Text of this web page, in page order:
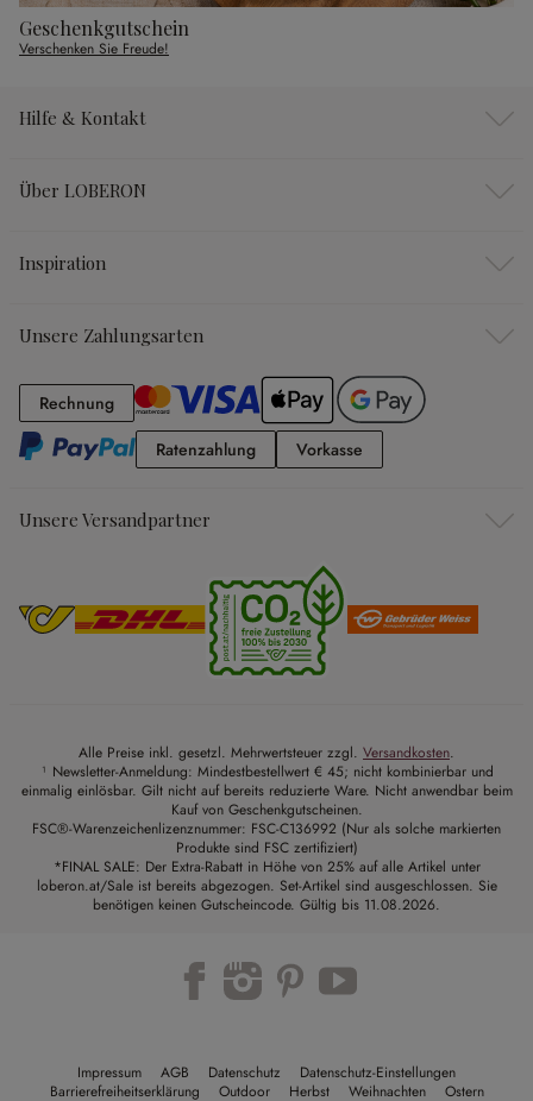
Geschenkgutschein
Verschenken Sie Freude!
Hilfe & Kontakt
Über LOBERON
Inspiration
Unsere Zahlungsarten
RechnungRechnung
RatenzahlungRatenzahlung
Vorkasse
Unsere Versandpartner
Alle Preise inkl. gesetzl. Mehrwertsteuer zzgl. Versandkosten.
¹ Newsletter-Anmeldung: Mindestbestellwert € 45; nicht kombinierbar und
einmalig einlösbar. Gilt nicht auf bereits reduzierte Ware. Nicht anwendbar beim
Kauf von Geschenkgutscheinen.
FSC®-Warenzeichenlizenznummer: FSC-C136992 (Nur als solche markierten
Produkte sind FSC zertifiziert)
*FINAL SALE: Der Extra-Rabatt in Höhe von 25% auf alle Artikel unter
loberon.at/Sale ist bereits abgezogen. Set-Artikel sind ausgeschlossen. Sie
benötigen keinen Gutscheincode. Gültig bis 11.08.2026.
Impressum AGB Datenschutz
Datenschutz-Einstellungen
Barrierefreiheitserklärung
Outdoor Herbst Weihnachten Ostern